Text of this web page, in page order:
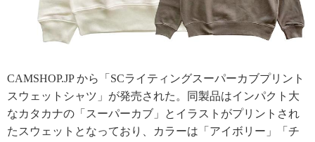
CAMSHOP.JP から「SCライティングスーパーカブプリント
スウェットシャツ」が発売された。同製品はインパクト大
なカタカナの「スーパーカブ」とイラストがプリントされ
たスウェットとなっており、カラーは「アイボリー」「チ